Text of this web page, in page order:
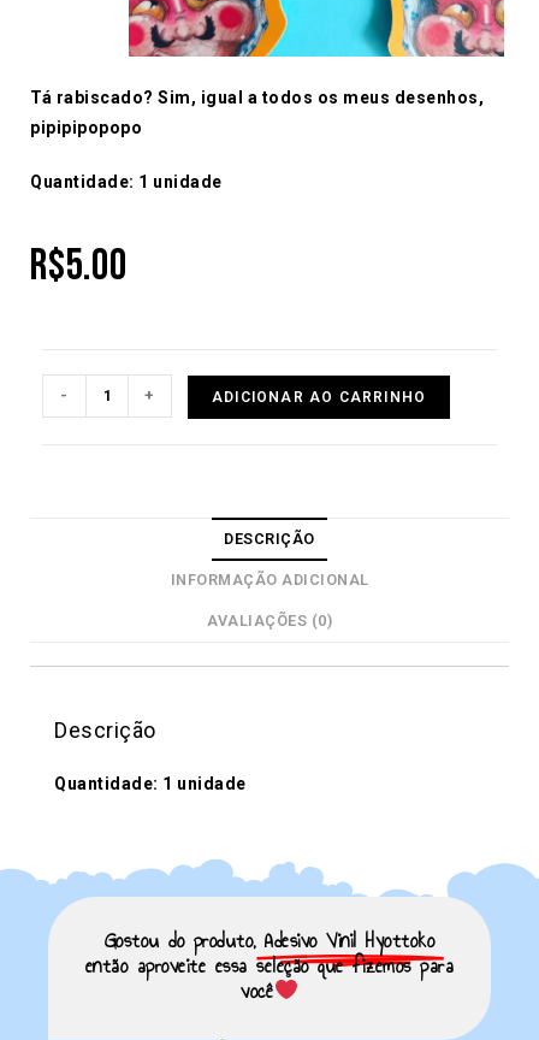
Tá rabiscado? Sim, igual a todos os meus desenhos,
pipipipopopo
Quantidade: 1 unidade
R$5.00
- + ADICIONAR AO CARRINHO
DESCRIÇÃO
INFORMAÇÃO ADICIONAL
AVALIAÇÕES (0)
Descrição
Quantidade: 1 unidade
Gostou do produto,Adesivo Vinil Hyottoko
então aproveite essa seleção que fizemos para
você